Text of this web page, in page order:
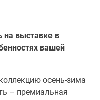
на выставке в
вашей
осень-зима
– премиальная